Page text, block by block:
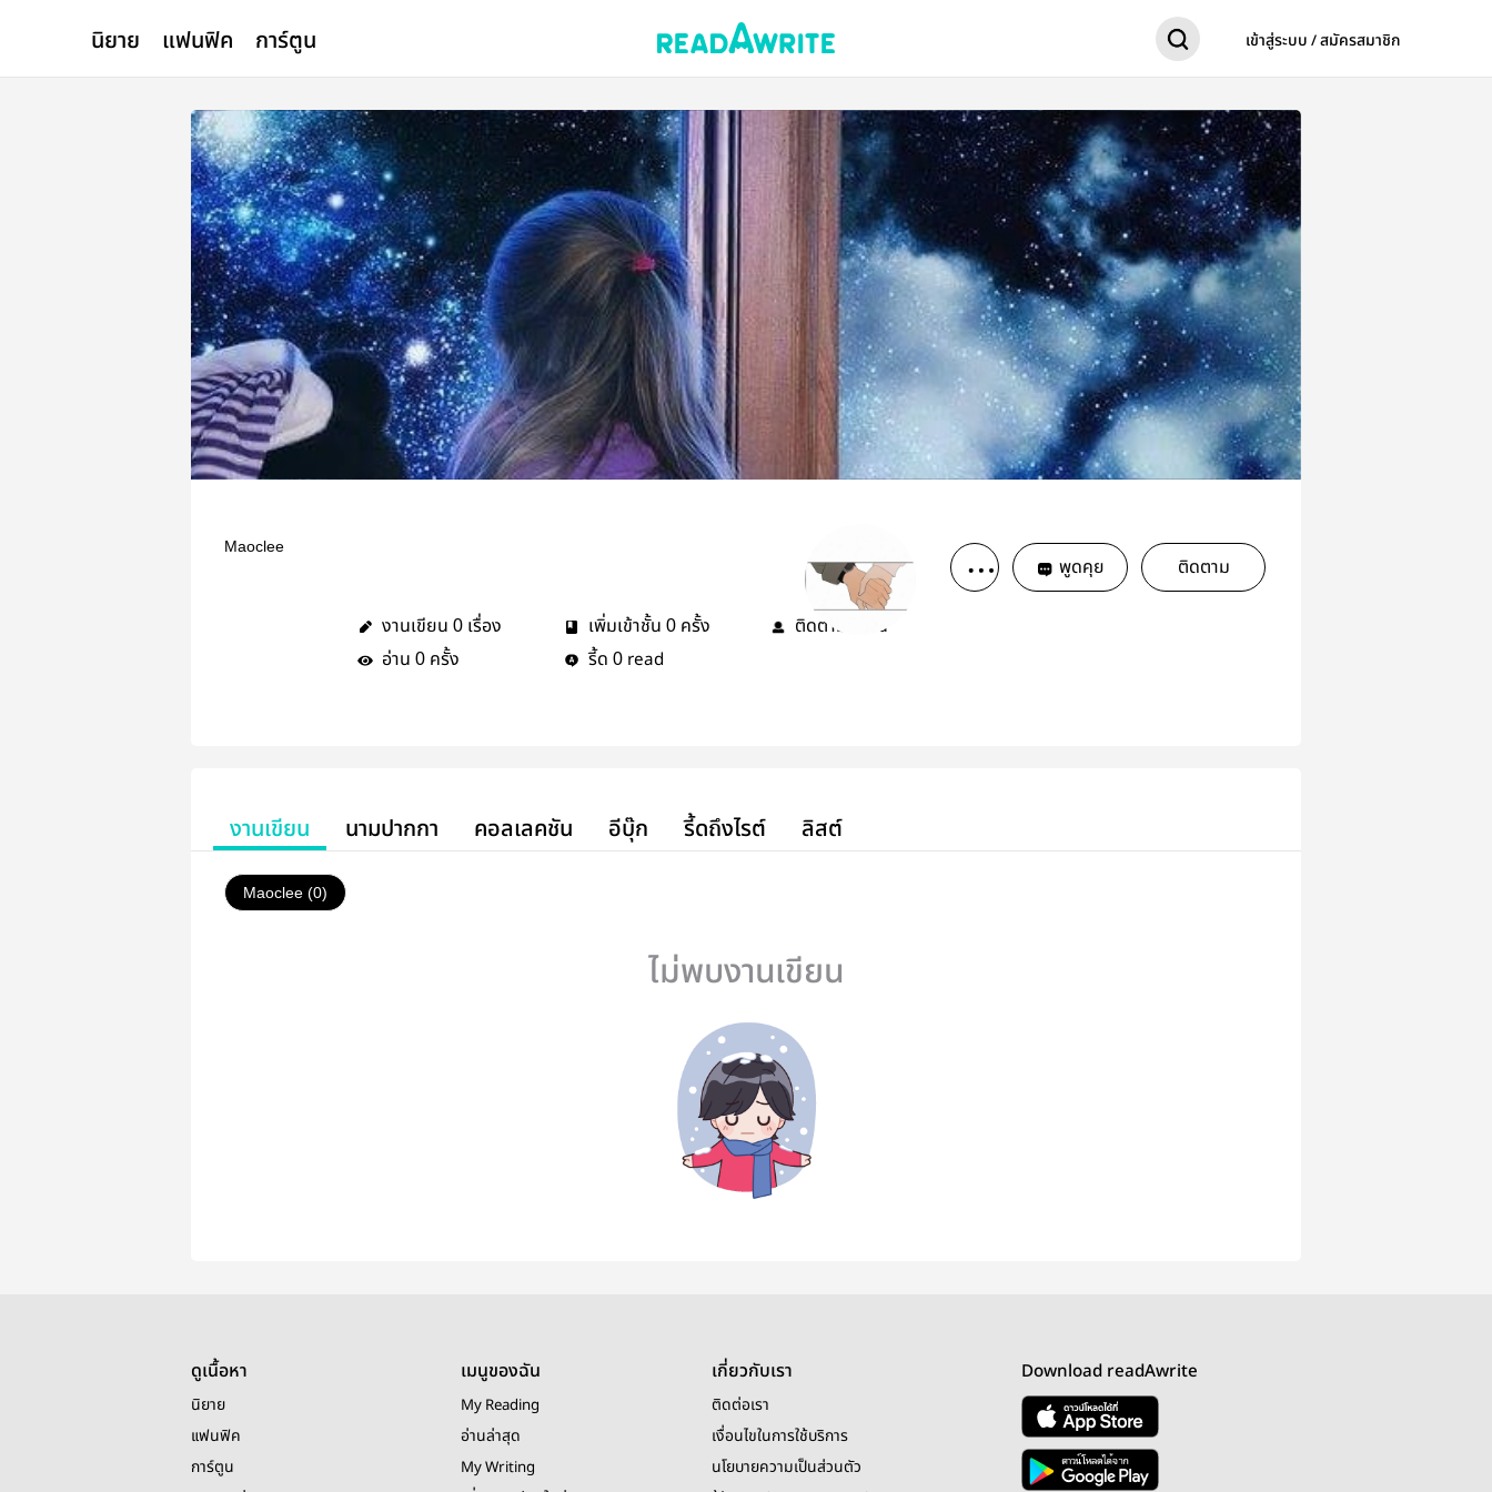
นิยาย แฟนฟิค การ์ตูน เข้าสู่ระบบ / สมัครสมาชิก
Maoclee
พูดคุย ติดตาม
งานเขียน 0 เรื่อง เพิ่มเข้าชั้น 0 ครั้ง ติดตาม
คน
อ่าน 0 ครั้ง รี้ด 0 read
งานเขียน นามปากกา คอลเลคชัน อีบุ๊ก รี้ดถึงไรต์ ลิสต์
Maoclee (0)
ไม่พบงานเขียน
ดูเนื้อหา
นิยาย
แฟนฟิค
การ์ตูน
เมนูของฉัน
My Reading
อ่านล่าสุด
My Writing
เกี่ยวกับเรา
ติดต่อเรา
เงื่อนไขในการใช้บริการ
นโยบายความเป็นส่วนตัว
Download readAwrite